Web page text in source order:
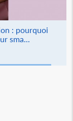
: pourquoi
sma...